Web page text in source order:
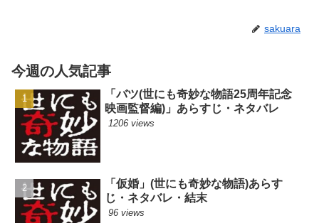
sakuara
今週の人気記事
「バツ(世にも奇妙な物語25周年記念
映画監督編)」あらすじ・ネタバレ
1206 views
「仮婚」(世にも奇妙な物語)あらす
じ・ネタバレ・結末
96 views